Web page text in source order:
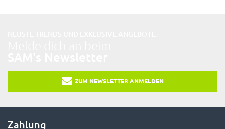
ZUM NEWSLETTER ANMELDEN
Zahlung